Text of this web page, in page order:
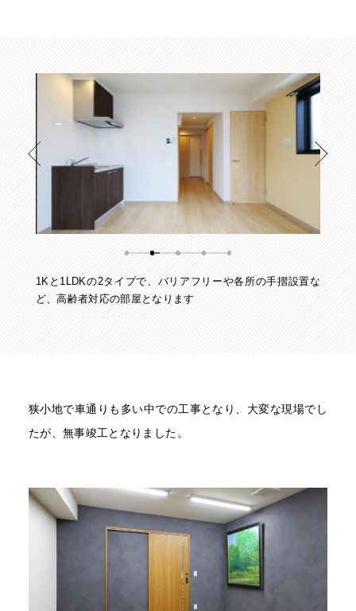
1Kと1LDKの2タイプで、バリアフリーや各所の手摺設置な
ど、高齢者対応の部屋となります
狭小地で車通りも多い中での工事となり、大変な現場でし
たが、無事竣工となりました。